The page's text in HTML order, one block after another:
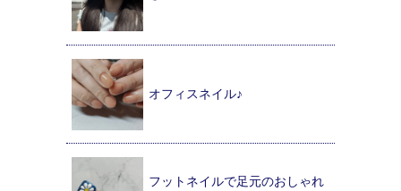
オフィスネイル♪
フットネイルで足元のおしゃれ